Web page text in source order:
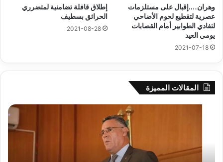
وهران….إقبال على مستلزمات
عصرية لتقطيع لحوم الأضاحي
لتفادي الطوابير أمام القصابات
يومي العيد
2021-07-18
إطلاق قافلة تضامنية لمتضرري
الحرائق بسطيف
2021-08-28
المقالات المميزة
لدراسة